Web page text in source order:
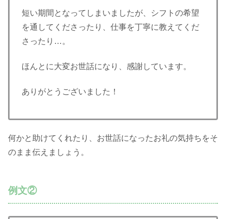
短い期間となってしまいましたが、シフトの希望
を通してくださったり、仕事を丁寧に教えてくだ
さったり…。
ほんとに大変お世話になり、感謝しています。
ありがとうございました！
何かと助けてくれたり、お世話になったお礼の気持ちをそ
のまま伝えましょう。
例文②